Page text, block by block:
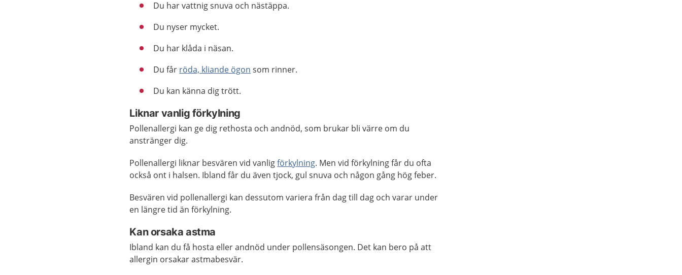
Du har vattnig snuva och nästäppa.
Du nyser mycket.
Du har klåda i näsan.
Du får röda, kliande ögon som rinner.
Du kan känna dig trött.
Liknar vanlig förkylning
Pollenallergi kan ge dig rethosta och andnöd, som brukar bli värre om du
anstränger dig.
Pollenallergi liknar besvären vid vanligförkylning. Men vid förkylning får du ofta
också ont i halsen. Ibland får du även tjock, gul snuva och någon gång hög feber.
Besvären vid pollenallergi kan dessutom variera från dag till dag och varar under
en längre tid än förkylning.
Kan orsaka astma
Ibland kan du få hosta eller andnöd under pollensäsongen. Det kan bero på att
allergin orsakar astmabesvär.